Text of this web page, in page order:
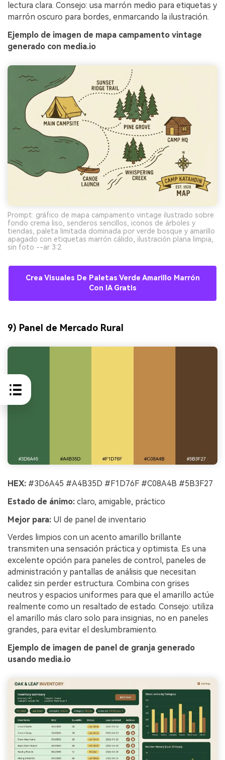
lectura clara. Consejo: usa marrón medio para etiquetas y
marrón oscuro para bordes, enmarcando la ilustración.
Ejemplo de imagen de mapa campamento vintage
generado con media.io
Prompt: gráfico de mapa campamento vintage ilustrado sobre
fondo crema liso, senderos sencillos, iconos de árboles y
tiendas, paleta limitada dominada por verde bosque y amarillo
apagado con etiquetas marrón cálido, ilustración plana limpia,
sin foto --ar 3:2
Crea Visuales De Paletas Verde Amarillo Marrón
Con IA Gratis
9) Panel de Mercado Rural
HEX: #3D6A45 #A4B35D #F1D76F #C08A4B #5B3F27
Estado de ánimo: claro, amigable, práctico
Mejor para: UI de panel de inventario
Verdes limpios con un acento amarillo brillante
transmiten una sensación práctica y optimista. Es una
excelente opción para paneles de control, paneles de
administración y pantallas de análisis que necesitan
calidez sin perder estructura. Combina con grises
neutros y espacios uniformes para que el amarillo actúe
realmente como un resaltado de estado. Consejo: utiliza
el amarillo más claro solo para insignias, no en paneles
grandes, para evitar el deslumbramiento.
Ejemplo de imagen de panel de granja generado
usando media.io